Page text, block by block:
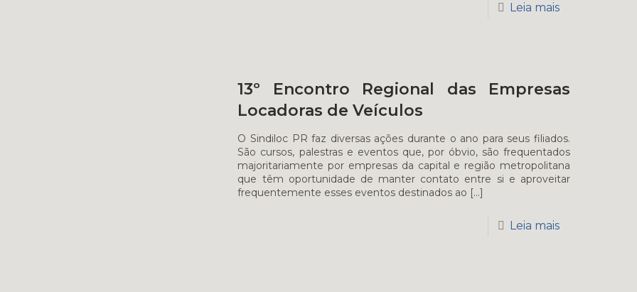
Leia mais
13º Encontro Regional das Empresas
Locadoras de Veículos
O Sindiloc PR faz diversas ações durante o ano para seus filiados.
São cursos, palestras e eventos que, por óbvio, são frequentados
majoritariamente por empresas da capital e região metropolitana
que têm oportunidade de manter contato entre si e aproveitar
frequentemente esses eventos destinados ao […]
Leia mais